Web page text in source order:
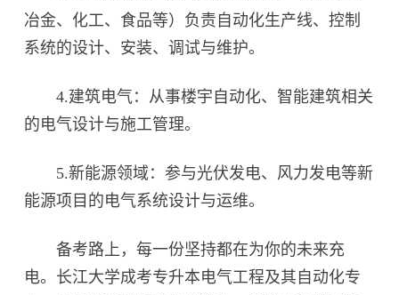
冶金、化工、食品等）负责自动化生产线、控制
系统的设计、安装、调试与维护。
4.建筑电气：从事楼宇自动化、智能建筑相关
的电气设计与施工管理。
5.新能源领域：参与光伏发电、风力发电等新
能源项目的电气系统设计与运维。
备考路上，每一份坚持都在为你的未来充
电。长江大学成考专升本电气工程及其自动化专